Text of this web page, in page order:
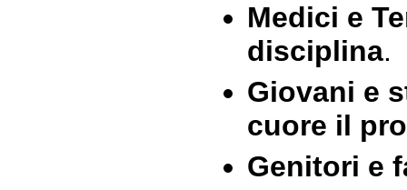
Medici e
disciplina.
Giovani e
cuore il
Genitori e